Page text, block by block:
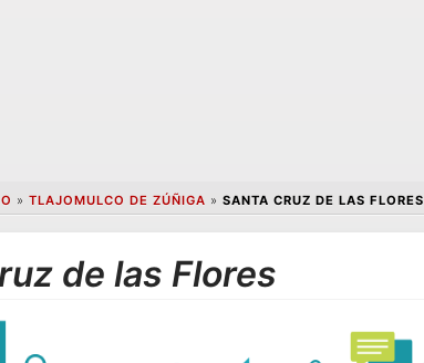
» TLAJOMULCO DE ZÚÑIGA » SANTA CRUZ DE LAS FLORES
de las Flores